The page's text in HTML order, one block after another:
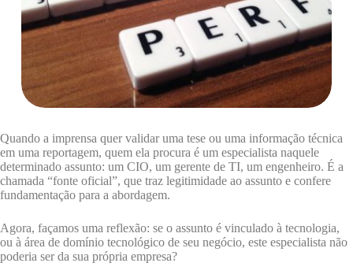
Quando a imprensa quer validar uma tese ou uma informação técnica
em uma reportagem, quem ela procura é um especialista naquele
determinado assunto: um CIO, um gerente de TI, um engenheiro. É a
chamada “fonte oficial”, que traz legitimidade ao assunto e confere
fundamentação para a abordagem.
Agora, façamos uma reflexão: se o assunto é vinculado à tecnologia,
ou à área de domínio tecnológico de seu negócio, este especialista não
poderia ser da sua própria empresa?